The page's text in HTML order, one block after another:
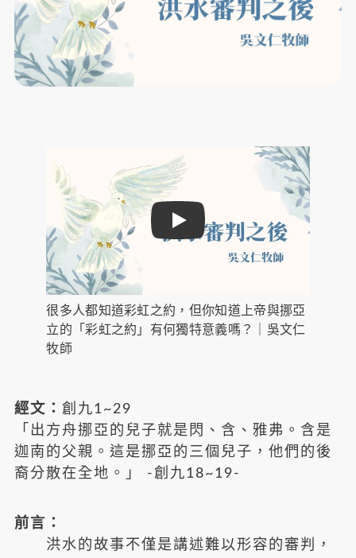
Play
很多人都知道彩虹之約，但你知道上帝與挪亞
立的「彩虹之約」有何獨特意義嗎？｜吳文仁
牧師
經文： 創九1~29
「出方舟挪亞的兒子就是閃、含、雅弗。含是
迦南的父親。這是挪亞的三個兒子，他們的後
裔分散在全地。」 -創九18~19-
前言：
洪水的故事不僅是講述難以形容的審判，